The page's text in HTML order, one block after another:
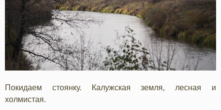
Покидаем стоянку. Калужская земля, лесная и
холмистая.